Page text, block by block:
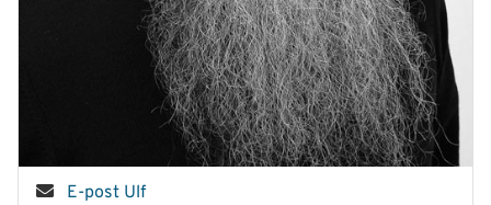
E-post Ulf